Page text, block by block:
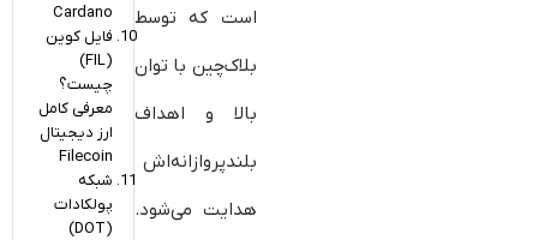
است که توسط
بلاک‌چین با توان
بالا و اهداف
بلندپروازانه‌اش
هدایت می‌شود.
Cardano
فایل کوین
(FIL)
چیست؟
معرفی کامل
ارز دیجیتال
Filecoin
شبکه
پولکادات
(DOT)